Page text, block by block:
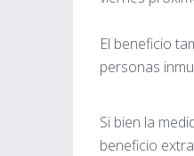
El beneficio
personas
Si bien la
beneficio